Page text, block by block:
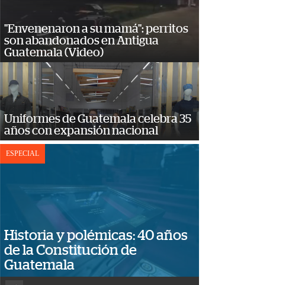
"Envenenaron a su mamá": perritos
son abandonados en Antigua
Guatemala (Video)
Uniformes de Guatemala celebra 35
años con expansión nacional
ESPECIAL
Historia y polémicas: 40 años
de la Constitución de
Guatemala